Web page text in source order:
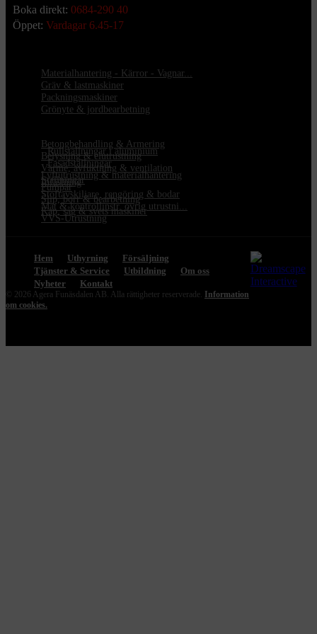
Boka direkt: 0684-290 40
Öppet: Vardagar 6.45-17
Materialhantering - Kärror - Vagnar...
Gräv & lastmaskiner
Packningsmaskiner
Grönyte & jordbearbetning
Betongbehandling & Armering
Belysning & elutrustning
Värme, avfuktning & ventilation
Ställningar
•Rullställningar i aluminium
•Fasadställningar
Lyftutrustning & materialhantering
Pumpar
Slip, borr & bearbetning
Kap, såg & svets maskiner
Infästning
Stoftavskiljare, rengöring & bodar
Mät & kontrollinstr. övrig utrustni...
VVS-Utrustning
Hem Uthyrning
Försäljning
Tjänster & Service
Utbildning
Om oss
Nyheter
Kontakt
© 2026 Agera Funäsdalen AB. Alla rättigheter reserverade.
Information
om cookies.